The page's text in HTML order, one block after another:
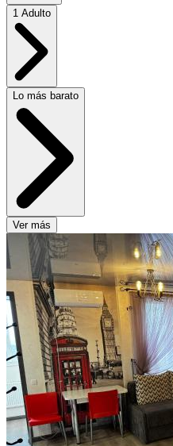
1 Adulto
Lo más barato
Ver más